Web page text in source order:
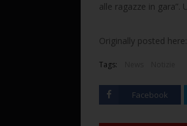
alle ragazze in gara”.
Originally posted
Tags:
Facebook